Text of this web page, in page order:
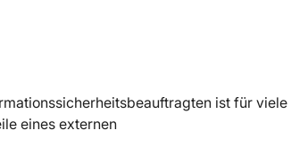
ist für viele
eines externen